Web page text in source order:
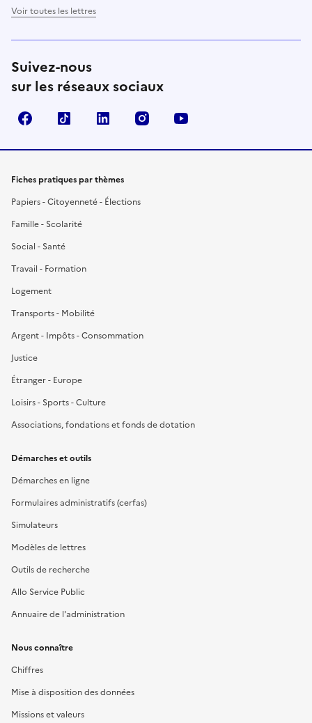
Voir toutes les lettres
Suivez-nous
sur les réseaux sociaux
FacebookTikTok LinkedIn Instagram
Fiches pratiques par thèmes
Papiers - Citoyenneté - Élections
Famille - Scolarité
Social - Santé
Travail - Formation
Logement
Transports - Mobilité
Argent - Impôts - Consommation
Justice
Étranger - Europe
Loisirs - Sports - Culture
Associations, fondations et fonds de dotation
Démarches et outils
Démarches en ligne
Formulaires administratifs (cerfas)
Simulateurs
Modèles de lettres
Outils de recherche
Allo Service Public
Annuaire de l'administration
Nous connaître
Chiffres
Mise à disposition des données
Missions et valeurs